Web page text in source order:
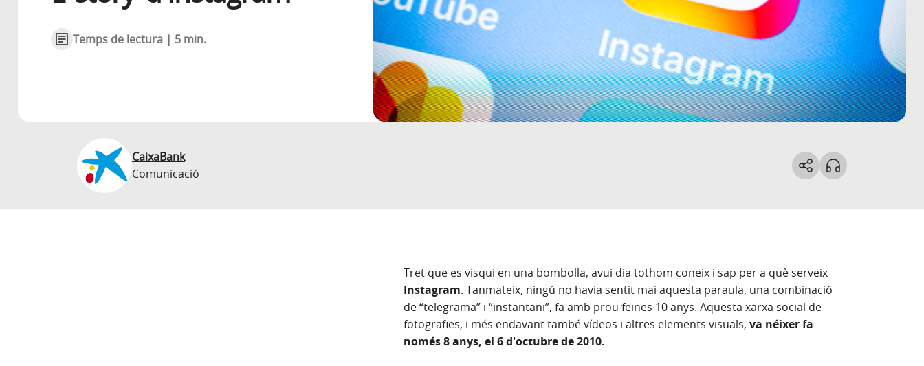
Temps de lectura | 5 min.
CaixaBank
Comunicació
Tret que es visqui en una bombolla, avui dia tothom coneix i sap per a què serveix
Instagram. Tanmateix, ningú no havia sentit mai aquesta paraula, una combinació
de “telegrama” i “instantani”, fa amb prou feines 10 anys. Aquesta xarxa social de
fotografies, i més endavant també vídeos i altres elements visuals, va néixer fa
només 8 anys, el 6 d'octubre de 2010.